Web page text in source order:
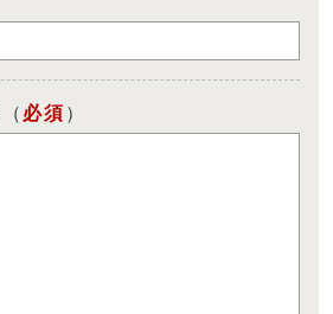
（ 必須 ）